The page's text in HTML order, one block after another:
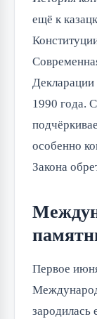
ещё к
Декларации
1990 года.
особенно
Закона
Первое
зародилась